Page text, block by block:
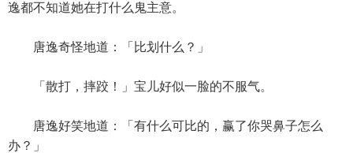
逸都不知道她在打什么鬼主意。
唐逸奇怪地道：「比划什么？」
「散打，摔跤！」宝儿好似一脸的不服气。
唐逸好笑地道：「有什么可比的，赢了你哭鼻子怎么
办？」